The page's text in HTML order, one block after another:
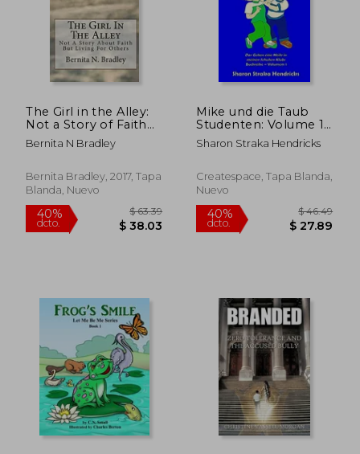
40%
dcto.
40%
dcto.
The Girl in the Alley:
Not a Story of Faith
but About the Others
(en Inglés)
Bernita N Bradley
Bernita Bradley, 2017, Tapa
Blanda, Nuevo
40%
dcto.
$ 63.39
$ 38.03
Mike und die Taub
Studenten: Volume 1
(Das Gehen eine
Meile in meinen
Sharon Straka Hendricks
Createspace, Tapa Blanda,
Nuevo
40%
dcto.